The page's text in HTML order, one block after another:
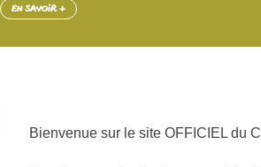
En savoir +
Bienvenue sur le site OFFICIEL du